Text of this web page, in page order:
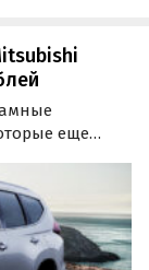
еще
сообщает